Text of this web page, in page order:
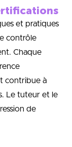
et pratiques
contrôle
Chaque
contribue à
Le tuteur et le
de